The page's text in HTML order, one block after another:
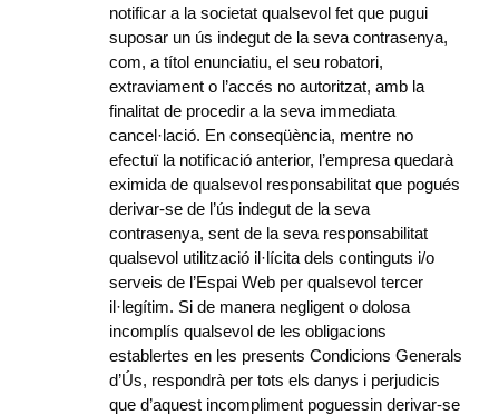
notificar a la societat qualsevol fet que pugui
suposar un ús indegut de la seva contrasenya,
com, a títol enunciatiu, el seu robatori,
extraviament o l’accés no autoritzat, amb la
finalitat de procedir a la seva immediata
cancel·lació. En conseqüència, mentre no
efectuï la notificació anterior, l’empresa quedarà
eximida de qualsevol responsabilitat que pogués
derivar-se de l’ús indegut de la seva
contrasenya, sent de la seva responsabilitat
qualsevol utilització il·lícita dels continguts i/o
serveis de l’Espai Web per qualsevol tercer
il·legítim. Si de manera negligent o dolosa
incomplís qualsevol de les obligacions
establertes en les presents Condicions Generals
d’Ús, respondrà per tots els danys i perjudicis
que d’aquest incompliment poguessin derivar-se